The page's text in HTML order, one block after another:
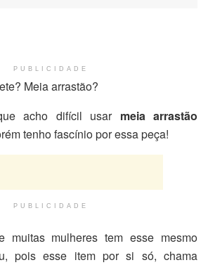
PUBLICIDADE
Meia arrastão?
acho difícil usar meia arrastão
tenho fascínio por essa peça!
PUBLICIDADE
muitas mulheres tem esse mesmo
pois esse item por si só, chama